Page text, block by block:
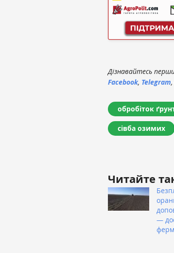
Дізнавайтесь
Facebook, Telegram
обробіток
сівба озимих
Читайте
—